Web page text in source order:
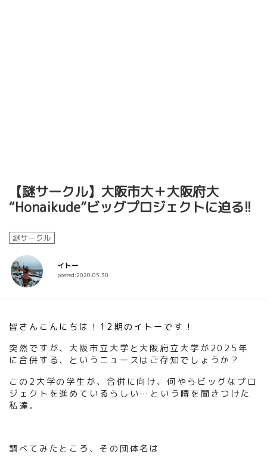
【謎サークル】大阪市大＋大阪府大
“Honaikude”ビッグプロジェクトに迫る!!
謎サークル
イトー
posted:2020.05.30
皆さんこんにちは！12期のイトーです！
突然ですが、大阪市立大学と大阪府立大学が2025年
に合併する、というニュースはご存知でしょうか？
この2大学の学生が、合併に向け、何やらビッグなプロ
ジェクトを進めているらしい…という噂を聞きつけた
私達。
調べてみたところ、その団体名は